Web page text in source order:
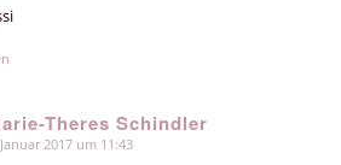
Theres Schindler
sagte: 2017 um 11:43